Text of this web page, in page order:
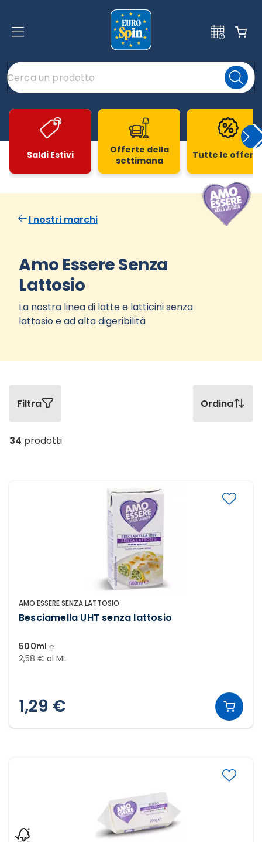
Saldi Estivi
Offerte della
settimana
Tutte le
I nostri marchi
Amo Essere Senza
Lattosio
La nostra linea di latte e latticini senza
lattosio e ad alta digeribilità
Filtra Ordina
34 prodotti
AMO ESSERE SENZA LATTOSIO
Besciamella UHT senza lattosio
500ml ℮
2,58 € al ML
1,29 €